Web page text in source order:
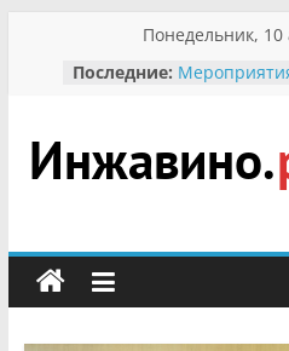
содержимому
Понедельник, 10
Последние:
гражданин
участнице
сельский
портал